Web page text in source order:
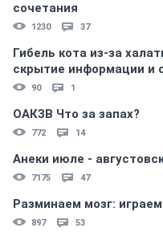
сочетания
1230 37
Гибель кота из-за
скрытиe информации и
90 1
ОАКЗВ Что за запах?
772 14
Анеки июле -
7175 47
Разминаем мозг:
897 53